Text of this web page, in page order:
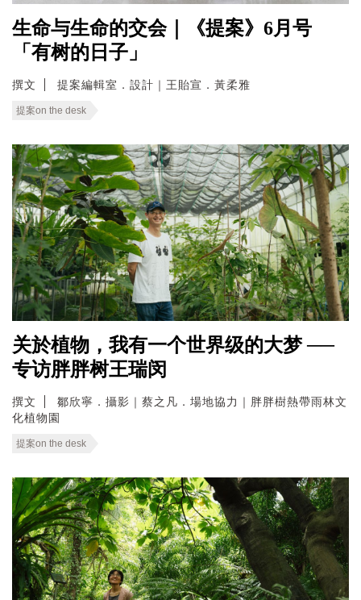
生命与生命的交会｜《提案》6月号
「有树的日子」
撰文 提案編輯室．設計｜王貽宣．黃柔雅
提案on the desk
关於植物，我有一个世界级的大梦 ──
专访胖胖树王瑞闵
撰文
鄒欣寧．攝影｜蔡之凡．場地協力｜胖胖樹熱帶雨林文
化植物園
提案on the desk